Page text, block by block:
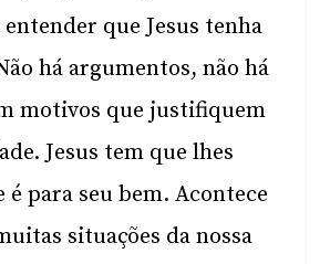
que Jesus tenha
há argumentos, não há
motivos que justifiquem
Jesus tem que lhes
para seu bem. Acontece
situações da nossa